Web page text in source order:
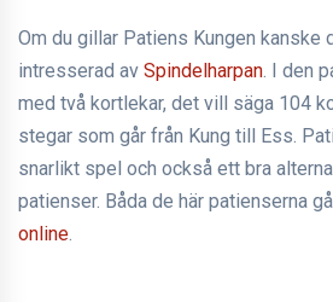
Om du gillar Patiens Kungen kanske
intresserad av Spindelharpan. I den
med två kortlekar, det vill säga 104
stegar som går från Kung till Ess.
snarlikt spel och också ett bra
patienser. Båda de här patienserna
online.